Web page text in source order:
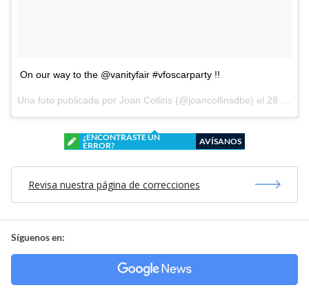
On our way to the @vanityfair #vfoscarparty !!
Una foto publicada por Joan Collins (@joancollinsdbe) el 28 de Feb de 2016 a la(s) 4:44 PST
¿ENCONTRASTE UN
ERROR?
AVÍSANOS
Revisa nuestra página de correcciones
Síguenos en: